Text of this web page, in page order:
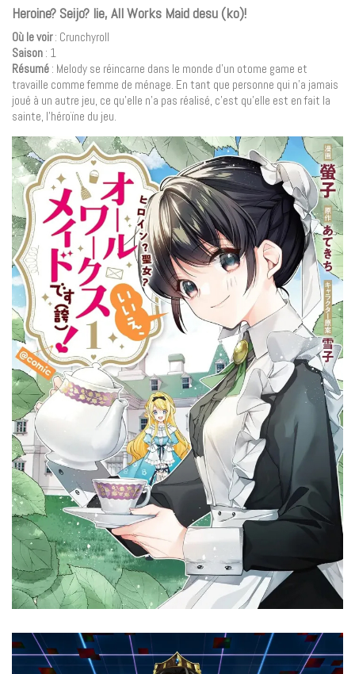
Heroine? Seijo? Iie, All Works Maid desu (ko)!
Où le voir: Crunchyroll
Saison : 1
Résumé : Melody se réincarne dans le monde d’un otome game et
travaille comme femme de ménage. En tant que personne qui n’a jamais
joué à un autre jeu, ce qu’elle n’a pas réalisé, c’est qu’elle est en fait la
sainte, l’héroïne du jeu.